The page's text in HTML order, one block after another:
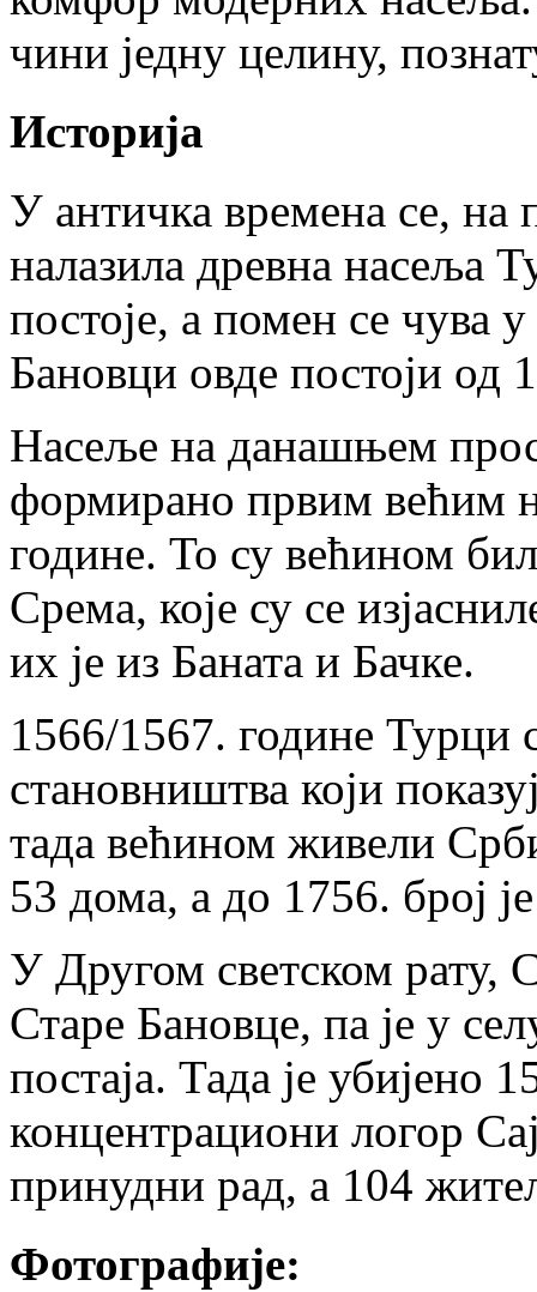
чини једну целину,
Историја
У античка времена се, на
налазила древна насеља
постоје, а помен се чува
Бановци овде постоји од
Насеље на данашњем
формирано првим већим
године. То су већином
Срема, које су се
их је из Баната и Бачке.
1566/1567. године Турци
становништва који
тада већином живели
53 дома, а до 1756. број
У Другом светском рату,
Старе Бановце, па је у
постаја. Тада је убијено
концентрациони логор
принудни рад, а 104
Фотографије: